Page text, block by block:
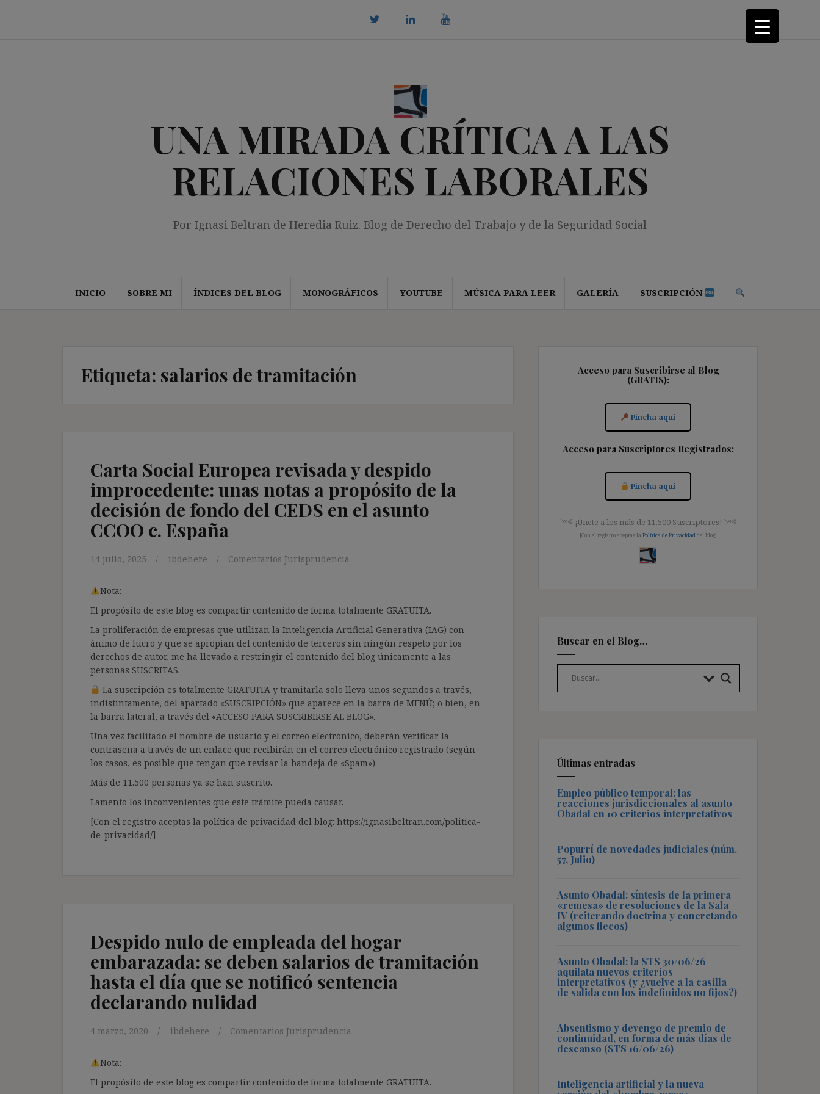
UNA MIRADA CRÍTICA A LAS
RELACIONES LABORALES
Por Ignasi Beltran de Heredia Ruiz. Blog de Derecho del Trabajo y de la Seguridad Social
INICIO SOBRE MI ÍNDICES DEL BLOG MONOGRÁFICOS YOUTUBE MÚSICA PARA LEER GALERÍA SUSCRIPCIÓN
Etiqueta: salarios de tramitación
Carta Social Europea revisada y despido
improcedente: unas notas a propósito de la
decisión de fondo del CEDS en el asunto
CCOO c. España
14 julio, 2025 ibdehere Comentarios Jurisprudencia
Nota:
El propósito de este blog es compartir contenido de forma totalmente GRATUITA.
La proliferación de empresas que utilizan la Inteligencia Artificial Generativa (IAG) con
ánimo de lucro y que se apropian del contenido de terceros sin ningún respeto por los
derechos de autor, me ha llevado a restringir el contenido del blog únicamente a las
personas SUSCRITAS.
La suscripción es totalmente GRATUITA y tramitarla solo lleva unos segundos a través,
indistintamente, del apartado «SUSCRIPCIÓN» que aparece en la barra de MENÚ; o bien, en
la barra lateral, a través del «ACCESO PARA SUSCRIBIRSE AL BLOG».
Una vez facilitado el nombre de usuario y el correo electrónico, deberán verificar la
contraseña a través de un enlace que recibirán en el correo electrónico registrado (según
los casos, es posible que tengan que revisar la bandeja de «Spam»).
Más de 11.500 personas ya se han suscrito.
Lamento los inconvenientes que este trámite pueda causar.
[Con el registro aceptas la política de privacidad del blog: https://ignasibeltran.com/politica-
de-privacidad/]
Despido nulo de empleada del hogar
embarazada: se deben salarios de tramitación
hasta el día que se notificó sentencia
declarando nulidad
4 marzo, 2020 ibdehere Comentarios Jurisprudencia
Nota:
El propósito de este blog es compartir contenido de forma totalmente GRATUITA.
Acceso para Suscribirse al Blog
(GRATIS):
Pincha aquí
Acceso para Suscriptores Registrados:
Pincha aquí
༺ ¡Únete a los más de 11.500 Suscriptores! ༺
[Con el registro aceptas la Política de Privacidad del blog]
Buscar en el Blog…
Últimas entradas
Empleo público temporal: las
reacciones jurisdiccionales al asunto
Obadal en 10 criterios interpretativos
Popurrí de novedades judiciales (núm.
57, Julio)
Asunto Obadal: síntesis de la primera
«remesa» de resoluciones de la Sala
IV (reiterando doctrina y concretando
algunos flecos)
Asunto Obadal: la STS 30/06/26
aquilata nuevos criterios
interpretativos (y ¿vuelve a la casilla
de salida con los indefinidos no fijos?)
Absentismo y devengo de premio de
continuidad, en forma de más días de
descanso (STS 16/06/26)
Inteligencia artificial y la nueva